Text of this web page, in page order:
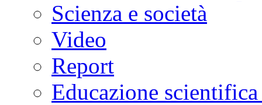
Scienza e società
Video
Report
Educazione